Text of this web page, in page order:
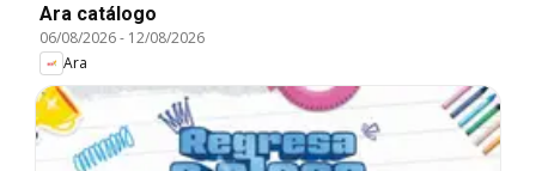
Ara catálogo
06/08/2026- 12/08/2026
Ara